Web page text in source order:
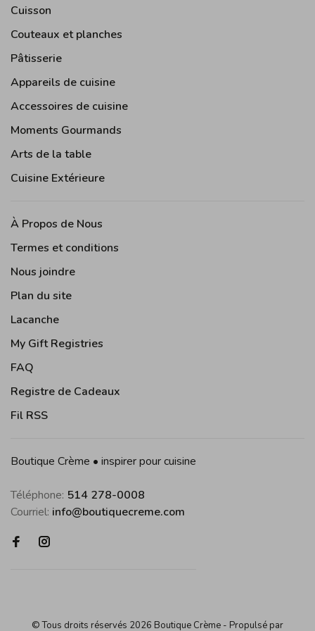
Cuisson
Couteaux et planches
Pâtisserie
Appareils de cuisine
Accessoires de cuisine
Moments Gourmands
Arts de la table
Cuisine Extérieure
À Propos de Nous
Termes et conditions
Nous joindre
Plan du site
Lacanche
My Gift Registries
FAQ
Registre de Cadeaux
Fil RSS
Boutique Crème • inspirer pour cuisine
Téléphone: 514 278-0008
Courriel: info@boutiquecreme.com
© Tous droits réservés 2026 Boutique Crème - Propulsé par